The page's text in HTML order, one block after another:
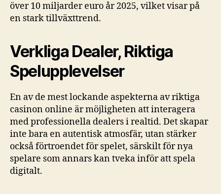
över10 miljarder euro år 2025, vilket visar på
en stark tillväxttrend.
Verkliga Dealer, Riktiga
Spelupplevelser
En av de mest lockande aspekterna av riktiga
casinon online är möjligheten att interagera
med professionella dealers i realtid. Det skapar
inte bara en autentisk atmosfär, utan stärker
också förtroendet för spelet, särskilt för nya
spelare som annars kan tveka inför att spela
digitalt.